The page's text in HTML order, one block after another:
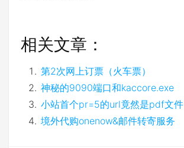
相关文章：
第2次网上订票（火车票）
神秘的9090端口和kaccore.exe
小站首个pr=5的url竟然是pdf文件
境外代购onenow&邮件转寄服务